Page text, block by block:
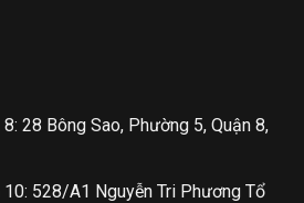
28 Bông Sao, Phường 5, Quận 8,
10: 528/A1 Nguyễn Tri Phương Tổ